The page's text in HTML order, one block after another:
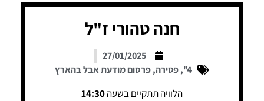
חנה טהורי ז"ל
27/01/2025
4"
,פטירה,פרסום מודעת אבל בהארץ
הלוויה תתקיים בשעה14:30